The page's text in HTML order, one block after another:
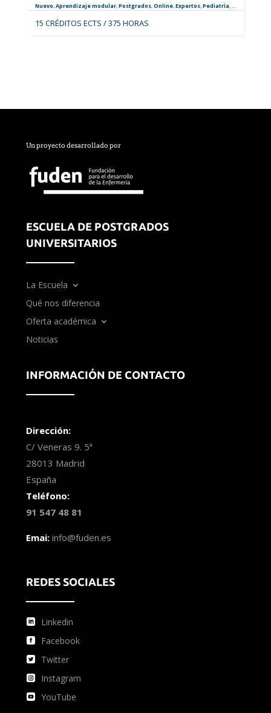
Nuevo,Aprendizaje modular,Postgrados,Online,Expertos,Pediatría,Especialistas
15 CRÉDITOS ECTS / 375 HORAS
Un proyecto desarrollado por
ESCUELA DE POSTGRADOS
UNIVERSITARIOS
La Escuela
Qué nos diferencia
Oferta académica
Noticias
INFORMACIÓN DE CONTACTO
Dirección:
C/ Veneras 9. 5ª
28013 Madrid
España
Teléfono:
91 547 48 81
Emai: info@fuden.es
REDES SOCIALES
Linkedin
Facebook
Twitter
Instagram
YouTube